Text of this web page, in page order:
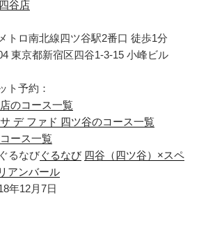
谷店
トロ南北線四ツ谷駅2番口 徒歩1分
東京都新宿区四谷1-3-15 小峰ビル
ト予約：
のコース一覧
デ ファド 四ツ谷のコース一覧
ース一覧
ぐるなび 四谷（四ツ谷）×スペ
アンバール
年12月7日